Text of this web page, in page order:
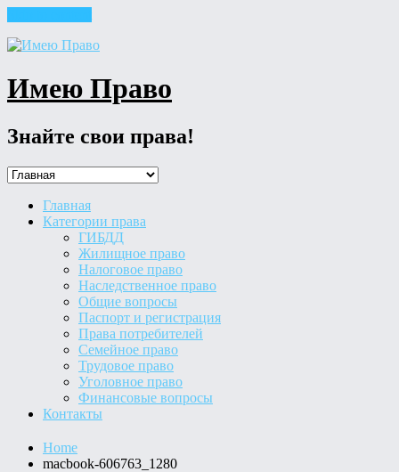
Имею Право
Знайте свои права!
Главная
Категории права
ГИБДД
Жилищное право
Налоговое право
Наследственное право
Общие вопросы
Паспорт и регистрация
Права потребителей
Семейное право
Трудовое право
Уголовное право
Финансовые вопросы
Контакты
Home
macbook-606763_1280